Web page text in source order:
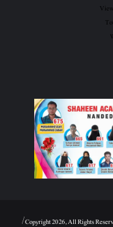
Copyright 2026, All Rights